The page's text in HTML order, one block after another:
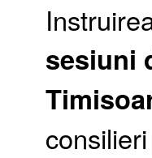
sesiuni